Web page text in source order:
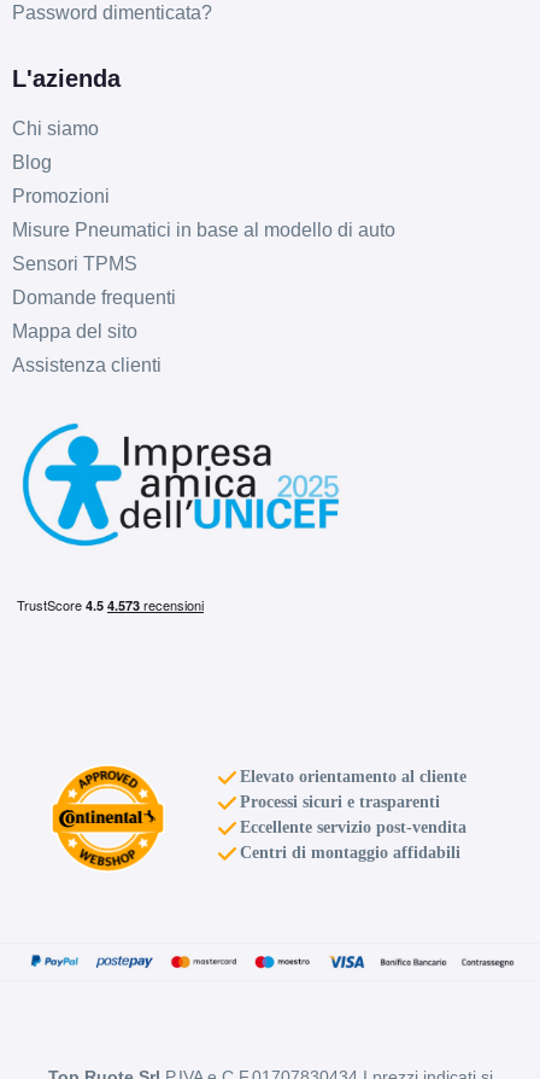
C C 72
Password dimenticata?
L'azienda
Chi siamo
Blog
Promozioni
Misure Pneumatici in base al modello di auto
Sensori TPMS
Domande frequenti
Mappa del sito
Assistenza clienti
Elevato orientamento al cliente
Processi sicuri e trasparenti
Eccellente servizio post-vendita
Centri di montaggio affidabili